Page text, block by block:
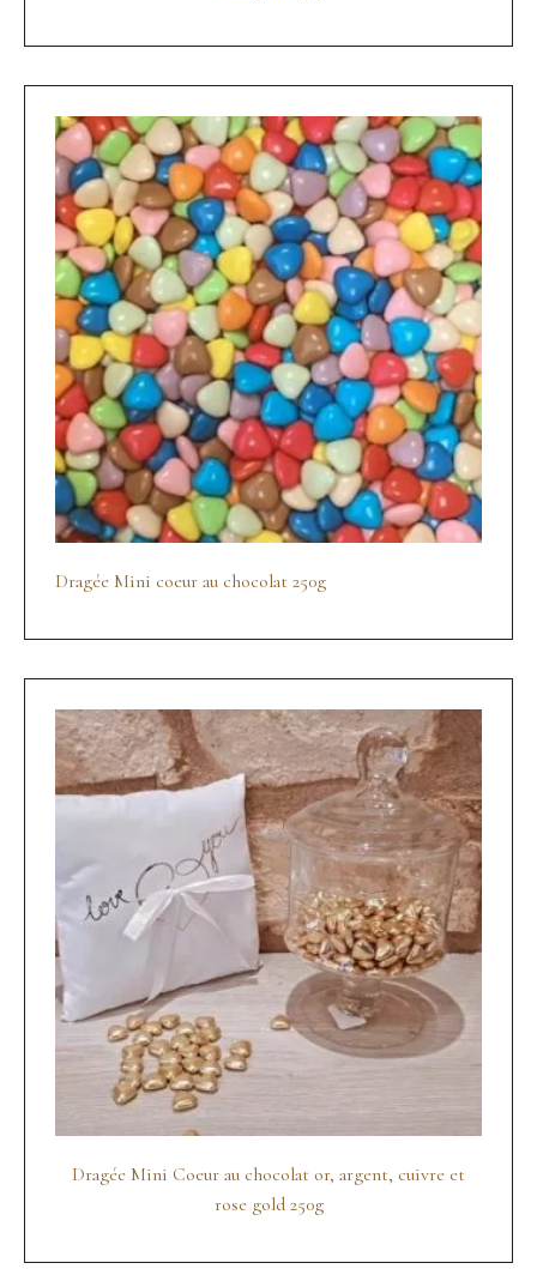
Dragée Mini coeur au chocolat 250g
Dragée Mini Coeur au chocolat or, argent, cuivre et
rose gold 250g